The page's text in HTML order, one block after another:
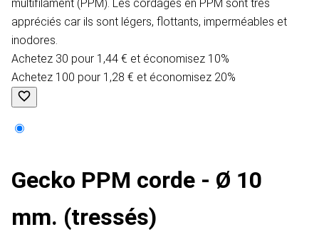
multifilament (PPM). Les cordages en PPM sont très
appréciés car ils sont légers, flottants, imperméables et
inodores.
Achetez 30 pour 1,44 € et économisez 10%
Achetez 100 pour 1,28 € et économisez 20%
Gecko​ PPM corde - Ø 10
mm. (tressés)